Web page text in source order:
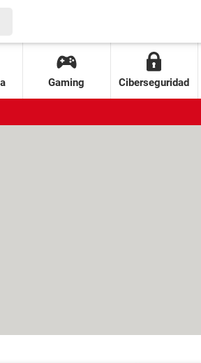
Gaming Ciberseguridad